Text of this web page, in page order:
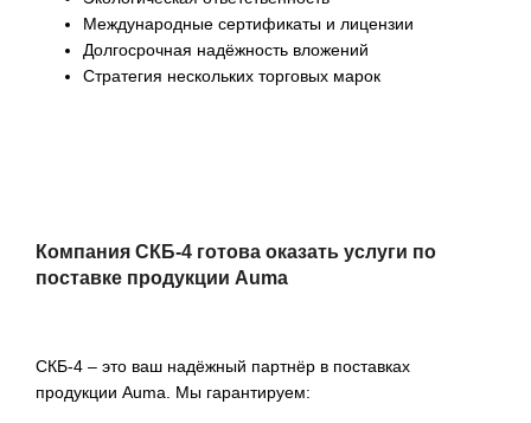
Международные сертификаты и лицензии
Долгосрочная надёжность вложений
Стратегия нескольких торговых марок
Компания СКБ-4 готова оказать услуги по
поставке продукции Auma
СКБ-4 – это ваш надёжный партнёр в поставках
продукции Auma. Мы гарантируем: